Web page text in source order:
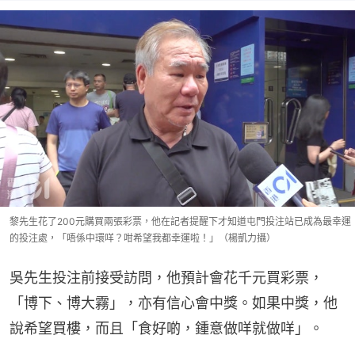
黎先生花了200元購買兩張彩票，他在記者提醒下才知道屯門投注站已成為最幸運
的投注處，「唔係中環咩？咁希望我都幸運啦！」（楊凱力攝）
吳先生投注前接受訪問，他預計會花千元買彩票，
「博下、博大霧」，亦有信心會中獎。如果中獎，他
說希望買樓，而且「食好啲，鍾意做咩就做咩」。